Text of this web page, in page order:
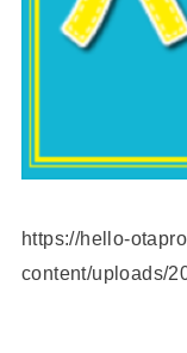
https://hello-
content/uploads/